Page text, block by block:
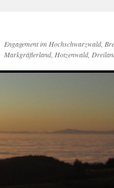
Engagement im Hochschwarzwald,
Markgräflerland, Hotzenwald,